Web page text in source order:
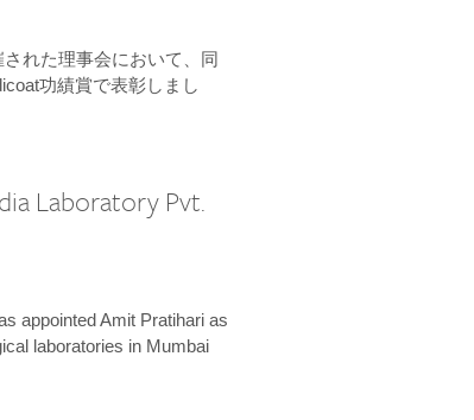
れた理事会において、同
功績賞で表彰しまし
Laboratory Pvt.
appointed Amit Pratihari as
laboratories in Mumbai